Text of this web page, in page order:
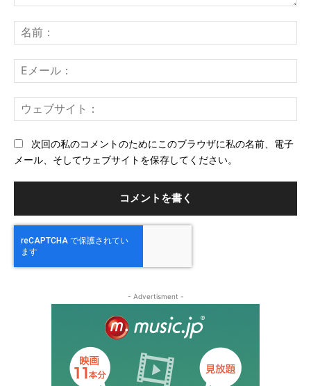
ン
ト：
前
メ
ー
ェ
次回の私のコメントのためにこのブラウザに私の名前、電子
メール、そしてウェブサイトを保存してください。
- Advertisment -